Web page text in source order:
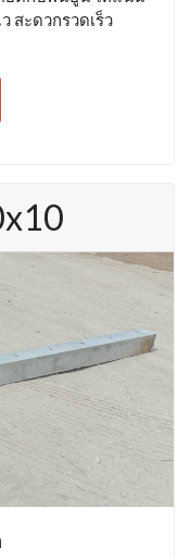
สะดวกรวดเร็ว